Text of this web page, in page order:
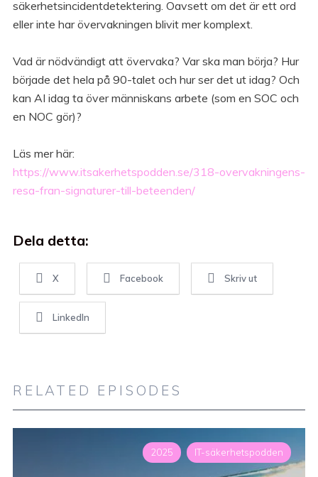
säkerhetsincidentdetektering. Oavsett om det är ett ord
eller inte har övervakningen blivit mer komplext.
Vad är nödvändigt att övervaka? Var ska man börja? Hur
började det hela på 90-talet och hur ser det ut idag? Och
kan AI idag ta över människans arbete (som en SOC och
en NOC gör)?
Läs mer här:
https://www.itsakerhetspodden.se/318-overvakningens-
resa-fran-signaturer-till-beteenden/
Dela detta:
X Facebook Skriv ut
LinkedIn
RELATED EPISODES
2025 IT-säkerhetspodden